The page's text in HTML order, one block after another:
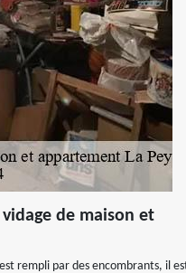
de maison et
rempli par des encombrants, il